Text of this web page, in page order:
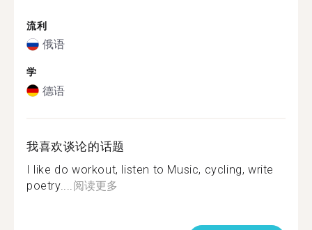
流利
俄语
学
德语
我喜欢谈论的话题
I like do workout, listen to Music, cycling, write
poetry.... 阅读更多